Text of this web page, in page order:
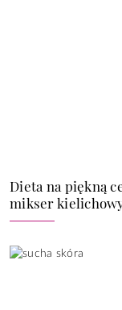
Dieta na piękną
mikser